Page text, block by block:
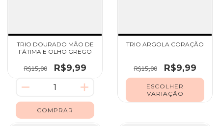
TRIO DOURADO MÃO DE
FÁTIMA E OLHO GREGO
R$15,00 R$9,99
TRIO ARGOLA CORAÇÃO
R$15,00 R$9,99
ESCOLHER
VARIAÇÃO